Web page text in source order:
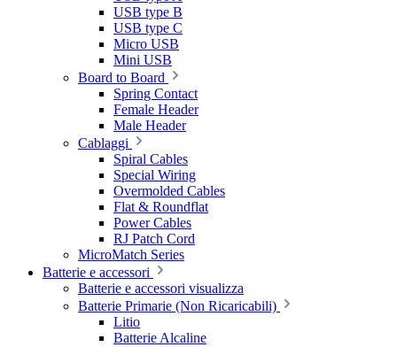
USB type B
USB type C
Micro USB
Mini USB
Board to Board
Spring Contact
Female Header
Male Header
Cablaggi
Spiral Cables
Special Wiring
Overmolded Cables
Flat & Roundflat
Power Cables
RJ Patch Cord
MicroMatch Series
Batterie e accessori
Batterie e accessori visualizza
Batterie Primarie (Non Ricaricabili)
Litio
Batterie Alcaline